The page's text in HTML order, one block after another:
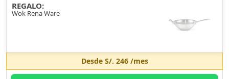
REGALO:
Wok Rena Ware
Desde S/. 246/mes